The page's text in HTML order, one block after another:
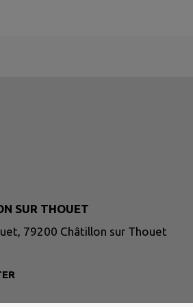
SUR THOUET
79200 Châtillon sur Thouet